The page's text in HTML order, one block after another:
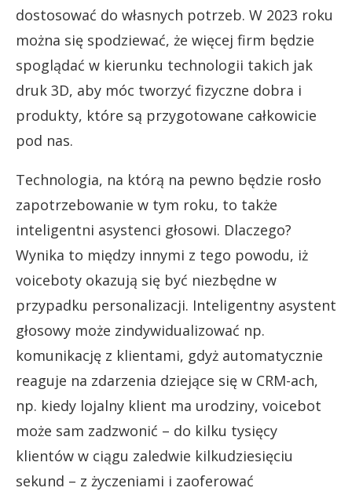
dostosować do własnych potrzeb. W 2023 roku
można się spodziewać, że więcej firm będzie
spoglądać w kierunku technologii takich jak
druk 3D, aby móc tworzyć fizyczne dobra i
produkty, które są przygotowane całkowicie
pod nas.
Technologia, na którą na pewno będzie rosło
zapotrzebowanie w tym roku, to także
inteligentni asystenci głosowi. Dlaczego?
Wynika to między innymi z tego powodu, iż
voiceboty okazują się być niezbędne w
przypadku personalizacji. Inteligentny asystent
głosowy może zindywidualizować np.
komunikację z klientami, gdyż automatycznie
reaguje na zdarzenia dziejące się w CRM-ach,
np. kiedy lojalny klient ma urodziny, voicebot
może sam zadzwonić – do kilku tysięcy
klientów w ciągu zaledwie kilkudziesięciu
sekund – z życzeniami i zaoferować